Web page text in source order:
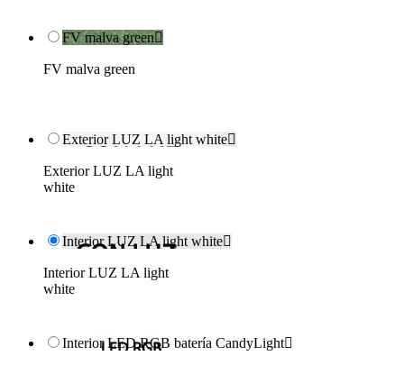
FV malva green
FV malva green
Exterior LUZ LA light white
Exterior LUZ LA light
white
Interior LUZ LA light white
Interior LUZ LA light
white
Interior LED RGB batería CandyLight